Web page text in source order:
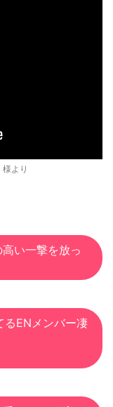
様より
い一撃を放っ
るENメンバー凄